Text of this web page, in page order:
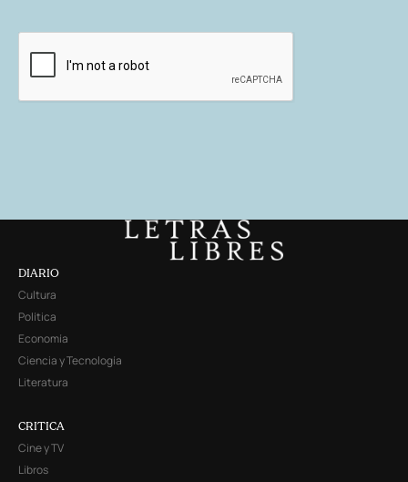
DIARIO
Cultura
Política
Economía
Ciencia y Tecnología
Literatura
CRITICA
Cine y TV
Libros